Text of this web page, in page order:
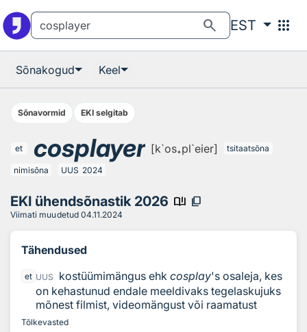
search EST apps
Sõnakogud Keel
Sõnavormid EKI selgitab
et cosplayer [k`os₊pl`eier] tsitaatsõna
nimisõna UUS 2024
EKI ühendsõnastik 2026 book_ribbon content_copy
Viimati muudetud 04.11.2024
Tähendused
et UUS kostüümimängus ehkcosplay's osaleja, kes
on kehastunud endale meeldivaks tegelaskujuks
mõnest filmist, videomängust või raamatust
Tõlkevasted